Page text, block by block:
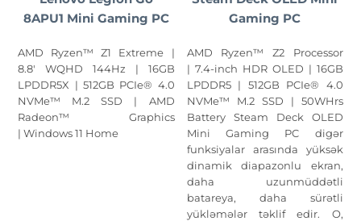
8APU1 Mini Gaming PC
AMD Ryzen™ Z1 Extreme |
8.8' WQHD 144Hz | 16GB
LPDDR5X | 512GB PCIe® 4.0
NVMe™ M.2 SSD | AMD
Radeon™ Graphics
| Windows 11 Home
Gaming PC
AMD Ryzen™ Z2 Processor
| 7.4-inch HDR OLED | 16GB
LPDDR5 | 512GB PCIe® 4.0
NVMe™ M.2 SSD | 50WHrs
Battery Steam Deck OLED
Mini Gaming PC digər
funksiyalar arasında yüksək
dinamik diapazonlu ekran,
daha uzunmüddətli
batareya, daha sürətli
yükləmələr təklif edir. O,